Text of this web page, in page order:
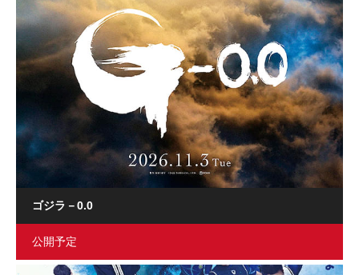
ゴジラ－0.0
公開予定